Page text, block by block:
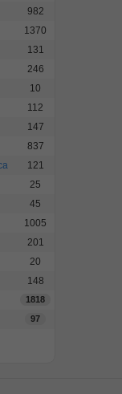
982
1370
131
246
10
112
147
837
121
25
45
1005
201
20
148
1818
97